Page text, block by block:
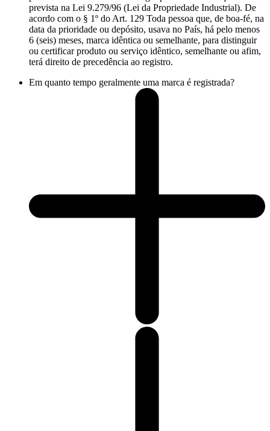
prevista na Lei 9.279/96 (Lei da Propriedade Industrial). De
acordo com o § 1º do Art. 129 Toda pessoa que, de boa-fé, na
data da prioridade ou depósito, usava no País, há pelo menos
6 (seis) meses, marca idêntica ou semelhante, para distinguir
ou certificar produto ou serviço idêntico, semelhante ou afim,
terá direito de precedência ao registro.
Em quanto tempo geralmente uma marca é registrada?